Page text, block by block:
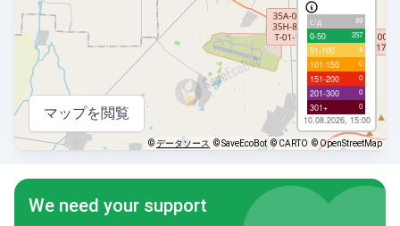
с/д 89
0-50 257
51-100 4
101-150 0
151-200 0
201-300 0
301+ 0
10.08.2026, 15:00
マップを閲覧
©データソース © SaveEcoBot © CARTO © OpenStreetMap
We need your support